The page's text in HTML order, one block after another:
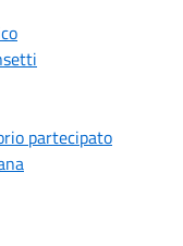
partecipato